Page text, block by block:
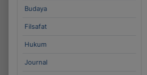
Budaya
Filsafat
Hukum
Journal